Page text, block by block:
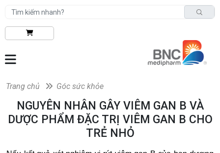
Trang chủ Góc sức khỏe
NGUYÊN NHÂN GÂY VIÊM GAN B VÀ
DƯỢC PHẨM ĐẶC TRỊ VIÊM GAN B CHO
TRẺ NHỎ